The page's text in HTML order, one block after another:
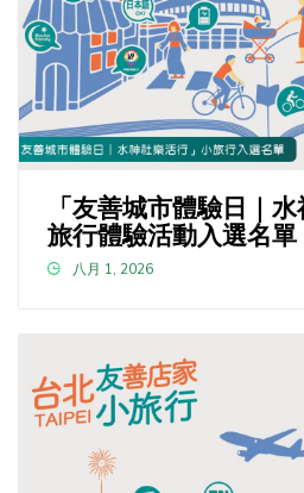
「友善城市體驗日｜
旅行體驗活動入選名單
八月 1, 2026